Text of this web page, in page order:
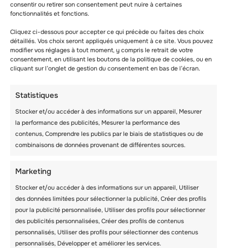
consentir ou retirer son consentement peut nuire à certaines
fonctionnalités et fonctions.
Cliquez ci-dessous pour accepter ce qui précède ou faites des choix
détaillés. Vos choix seront appliqués uniquement à ce site. Vous pouvez
modifier vos réglages à tout moment, y compris le retrait de votre
consentement, en utilisant les boutons de la politique de cookies, ou en
cliquant sur l’onglet de gestion du consentement en bas de l’écran.
Statistiques
Stocker et/ou accéder à des informations sur un appareil, Mesurer
la performance des publicités, Mesurer la performance des
contenus, Comprendre les publics par le biais de statistiques ou de
combinaisons de données provenant de différentes sources.
Marketing
Stocker et/ou accéder à des informations sur un appareil, Utiliser
des données limitées pour sélectionner la publicité, Créer des profils
pour la publicité personnalisée, Utiliser des profils pour sélectionner
des publicités personnalisées, Créer des profils de contenus
personnalisés, Utiliser des profils pour sélectionner des contenus
personnalisés, Développer et améliorer les services.
Vous pouvez participer à de nombreuses
l’entraînement physique et mental.
Les Elfes, qui fonctionnent depuis , accueillent
plus de 5 000 étudiants par an. C’est un
camps d’été
Si vous n’aimez pas les foules, l’idéal est de
visiter en hiver.
Comme nous l’avons vu précédemment, être
actif pendant l’hiver est un moyen de rester
en forme et en bonne santé.
Lessorties deterrain et deskiproposées aux
Elfes sont conçues pour vous permettre de
rester en forme même pendant la saison